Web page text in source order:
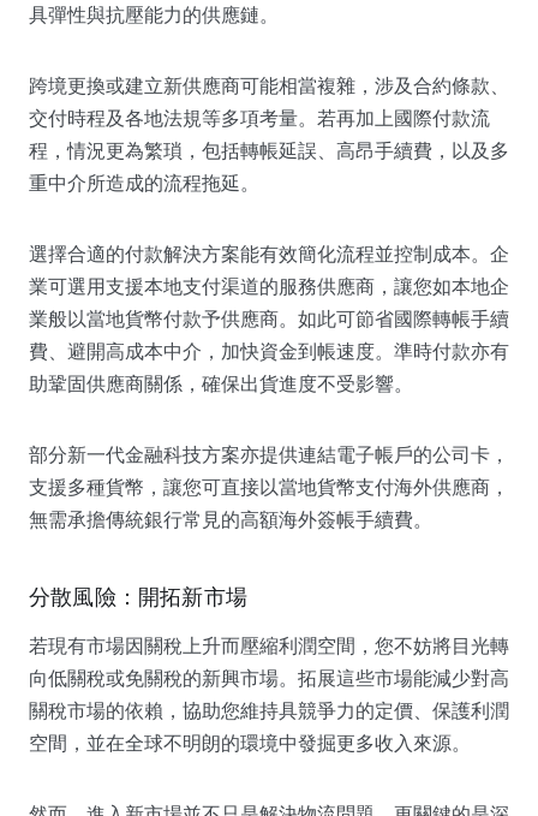
具彈性與抗壓能力的供應鏈。
跨境更換或建立新供應商可能相當複雜，涉及合約條款、
交付時程及各地法規等多項考量。若再加上國際付款流
程，情況更為繁瑣，包括轉帳延誤、高昂手續費，以及多
重中介所造成的流程拖延。
選擇合適的付款解決方案能有效簡化流程並控制成本。企
業可選用支援本地支付渠道的服務供應商，讓您如本地企
業般以當地貨幣付款予供應商。如此可節省國際轉帳手續
費、避開高成本中介，加快資金到帳速度。準時付款亦有
助鞏固供應商關係，確保出貨進度不受影響。
部分新一代金融科技方案亦提供連結電子帳戶的公司卡，
支援多種貨幣，讓您可直接以當地貨幣支付海外供應商，
無需承擔傳統銀行常見的高額海外簽帳手續費。
分散風險：開拓新市場
若現有市場因關稅上升而壓縮利潤空間，您不妨將目光轉
向低關稅或免關稅的新興市場。拓展這些市場能減少對高
關稅市場的依賴，協助您維持具競爭力的定價、保護利潤
空間，並在全球不明朗的環境中發掘更多收入來源。